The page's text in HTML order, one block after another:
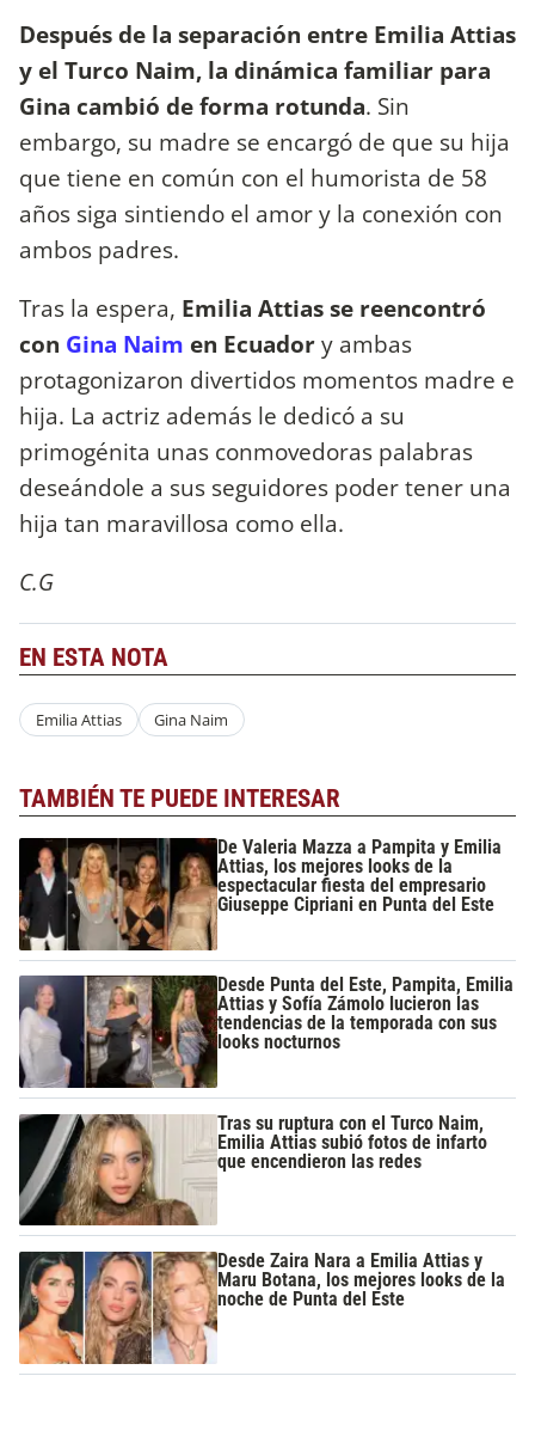
Después de la separación entre Emilia Attias
y el Turco Naim, la dinámica familiar para
Gina cambió de forma rotunda. Sin
embargo, su madre se encargó de que su hija
que tiene en común con el humorista de 58
años siga sintiendo el amor y la conexión con
ambos padres.
Tras la espera, Emilia Attias se reencontró
con Gina Naim en Ecuadory ambas
protagonizaron divertidos momentos madre e
hija. La actriz además le dedicó a su
primogénita unas conmovedoras palabras
deseándole a sus seguidores poder tener una
hija tan maravillosa como ella.
C.G
EN ESTA NOTA
Emilia Attias Gina Naim
TAMBIÉN TE PUEDE INTERESAR
De Valeria Mazza a Pampita y Emilia
Attias, los mejores looks de la
espectacular fiesta del empresario
Giuseppe Cipriani en Punta del Este
Desde Punta del Este, Pampita, Emilia
Attias y Sofía Zámolo lucieron las
tendencias de la temporada con sus
looks nocturnos
Tras su ruptura con el Turco Naim,
Emilia Attias subió fotos de infarto
que encendieron las redes
Desde Zaira Nara a Emilia Attias y
Maru Botana, los mejores looks de la
noche de Punta del Este